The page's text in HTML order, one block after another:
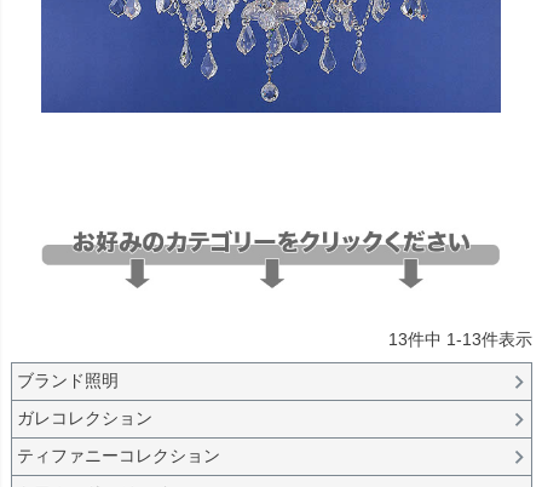
13件中 1-13件表示
ブランド照明
ガレコレクション
ティファニーコレクション
〜
ナチュラル色
雑貨のカラー
ホワイト・雑貨
ナチュラル・雑貨
在庫なし商品
在庫なし商品を表示しない